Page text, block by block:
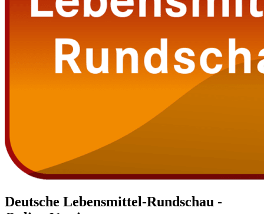
Deutsche Lebensmittel-Rundschau -